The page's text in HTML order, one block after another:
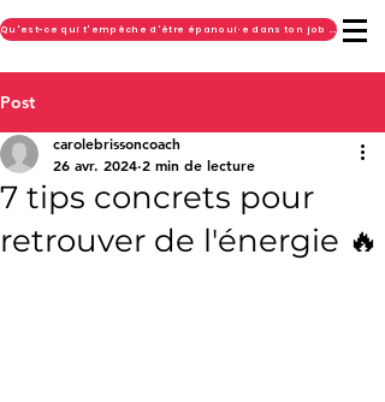
Qu'est-ce qui t'empêche d'être épanoui·e dans ton job ? FAIS LE TEST GRATUIT !
Post
7 tips concrets pour
retrouver de l'énergie 🔥
carolebrissoncoach
26 avr. 2024 2 min de lecture